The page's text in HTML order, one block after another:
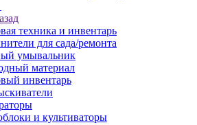
техника и инвентарь
для сада/ремонта
умывальник
материал
инвентарь
и культиваторы